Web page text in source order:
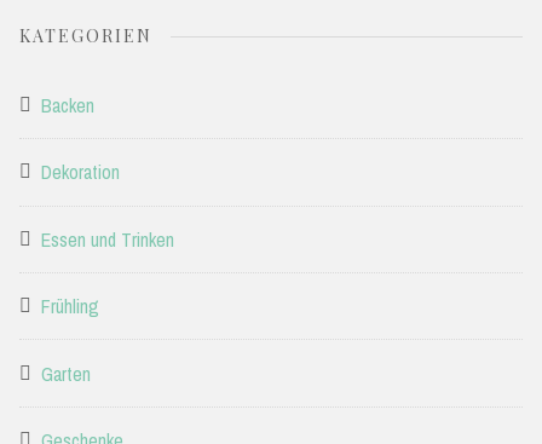
KATEGORIEN
Backen
Dekoration
Essen und Trinken
Frühling
Garten